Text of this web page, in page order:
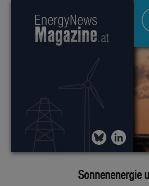
Sonnenenergie